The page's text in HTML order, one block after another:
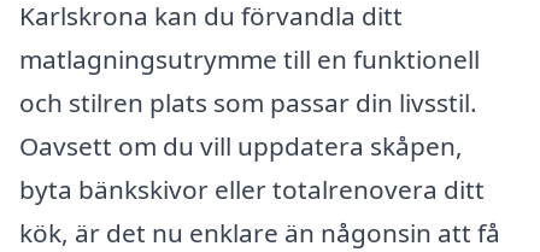
Karlskrona kan du förvandla ditt
matlagningsutrymme till en funktionell
och stilren plats som passar din livsstil.
Oavsett om du vill uppdatera skåpen,
byta bänkskivor eller totalrenovera ditt
kök, är det nu enklare än någonsin att få